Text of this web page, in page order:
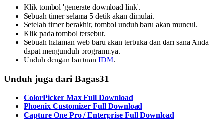
Klik tombol 'generate download link'.
Sebuah timer selama 5 detik akan dimulai.
Setelah timer berakhir, tombol unduh baru akan muncul.
Klik pada tombol tersebut.
Sebuah halaman web baru akan terbuka dan dari sana Anda
dapat mengunduh programnya.
Unduh dengan bantuan IDM.
Unduh juga dari Bagas31
ColorPicker Max Full Download
Phoenix Customizer Full Download
Capture One Pro / Enterprise Full Download